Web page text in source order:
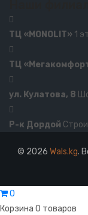
ТЦ «MONOLIT» 1
ТЦ
ул. Кулатова, 8
Р-к Дордой
© 2026 Wals.kg.
0
Корзина 0 товаров